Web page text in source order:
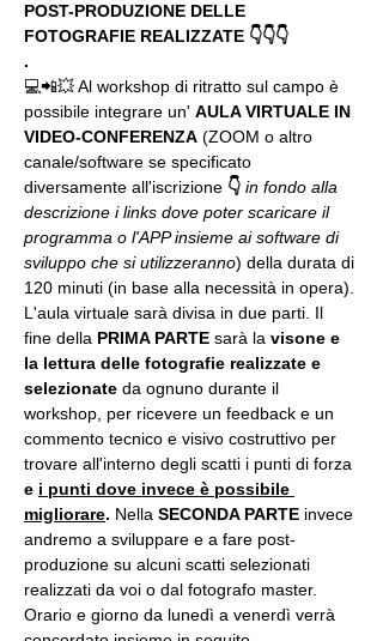
POST-PRODUZIONE DELLE
FOTOGRAFIE REALIZZATE 👇👇👇
.
💻📲💥 Al workshop di ritratto sul campo è
possibile integrare un' AULA VIRTUALE IN
VIDEO-CONFERENZA (ZOOM o altro
canale/software se specificato
diversamente all'iscrizione 👇 in fondo alla
descrizione i links dove poter scaricare il
programma o l'APP insieme ai software di
sviluppo che si utilizzeranno) della durata di
120 minuti (in base alla necessità in opera).
L'aula virtuale sarà divisa in due parti. Il
fine della PRIMA PARTE sarà la visone e
la lettura delle fotografie realizzate e
selezionate da ognuno durante il
workshop, per ricevere un feedback e un
commento tecnico e visivo costruttivo per
trovare all'interno degli scatti i punti di forza
e i punti dove invece è possibile
migliorare. Nella SECONDA PARTE invece
andremo a sviluppare e a fare post-
produzione su alcuni scatti selezionati
realizzati da voi o dal fotografo master.
Orario e giorno da lunedì a venerdì verrà